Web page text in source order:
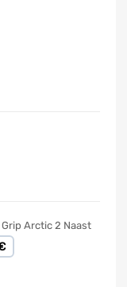
Arctic 2 Naast